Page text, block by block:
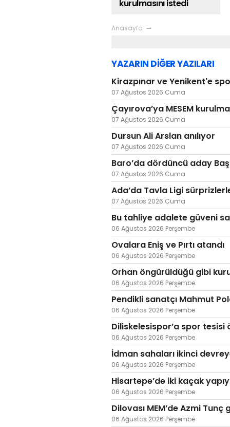
kurulmasını istedi
Anasayfa
YAZARIN DİĞER YAZILARI
Kirazpınar ve Yenikent'e
07 Ağustos 2026 Cuma
Çayırova’ya MESEM
07 Ağustos 2026 Cuma
Dursun Ali Arslan anılıyor
07 Ağustos 2026 Cuma
Baro’da dördüncü aday
07 Ağustos 2026 Cuma
Ada’da Tavla Ligi
07 Ağustos 2026 Cuma
Bu tahliye adalete güveni
06 Ağustos 2026 Perşembe
Ovalara Eniş ve Pırtı atandı
06 Ağustos 2026 Perşembe
Orhan öngürüldüğü gibi
06 Ağustos 2026 Perşembe
Pendikli sanatçı Mahmut
06 Ağustos 2026 Perşembe
Diliskelesispor’a spor tesisi
06 Ağustos 2026 Perşembe
İdman sahaları ikinci
06 Ağustos 2026 Perşembe
Hisartepe’de iki kaçak
06 Ağustos 2026 Perşembe
Dilovası MEM’de Azmi
06 Ağustos 2026 Perşembe